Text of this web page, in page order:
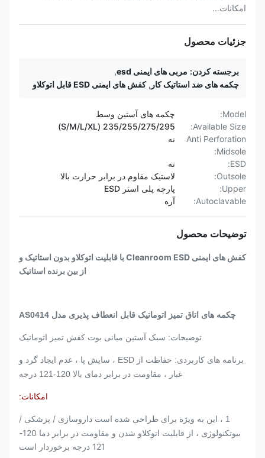
امکانات...
جزئیات محصول
برجسته کردن: مربی های ایمنی esd
,
چکمه های ضد استاتیک کار ,کفش های ایمنی ESD قابل اتوکلاو
Model:
چکمه های آستین وسط
Available Size:
235/255/275/295 (S/M/L/XL)
Anti Perforation
Midsole:
نه
ESD:
نه
Outsole:
لاستیک مقاوم در برابر حرارت بالا
Upper:
پارچه پلی استر ESD
Autoclavable:
آره
توضیحات محصول
کفش های ایمنی Cleanroom ESD با قابلیت اتوکلاو بدون استاتیک و
از بین برنده استاتیک
چکمه های اتاق تمیز اتوماتیک قابل انعطاف پذیری مدل AS0414
توضیحات: سبک آستین میانی بوت کفش تمیز اتوماتیک
برنامه های کاربردی: حفاظت از ESD ، سایش پا ، عدم ایجاد گرد و
غبار ، مقاومت در برابر دمای بالا 120-121 درجه
امکانات:
1 ، این به ویژه برای طراحی شده است
داروسازی / پزشکی /
بیوتکنولوژی ، از قابلیت اتوکلاو شدن و مقاومت در برابر دما 120-
121 درجه برخوردار است